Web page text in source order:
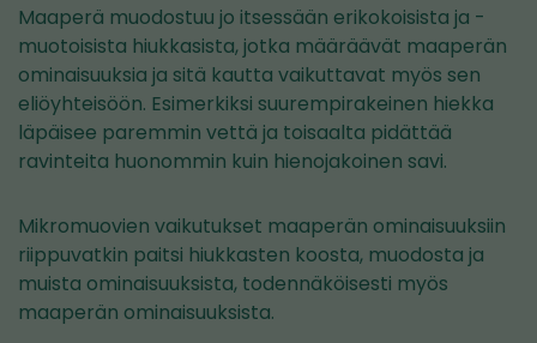
Maaperä muodostuu jo itsessään erikokoisista ja -
muotoisista hiukkasista, jotka määräävät maaperän
ominaisuuksia ja sitä kautta vaikuttavat myös sen
eliöyhteisöön. Esimerkiksi suurempirakeinen hiekka
läpäisee paremmin vettä ja toisaalta pidättää
ravinteita huonommin kuin hienojakoinen savi.
Mikromuovien vaikutukset maaperän ominaisuuksiin
riippuvatkin paitsi hiukkasten koosta, muodosta ja
muista ominaisuuksista, todennäköisesti myös
maaperän ominaisuuksista.